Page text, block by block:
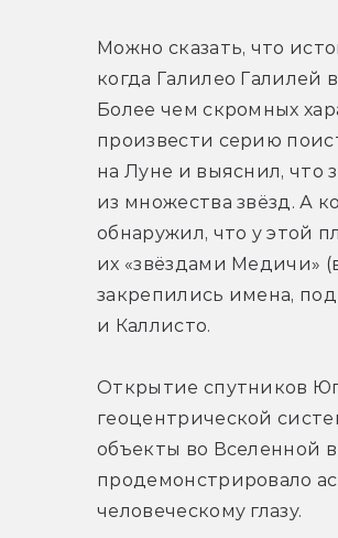
Можно сказать, что
когда Галилео Галилей
Более чем скромных
произвести серию
на Луне и выяснил,
из множества звёзд. А
обнаружил, что у этой
их «звёздами Медичи»
закрепились имена,
и Каллисто.
Открытие спутников
геоцентрической
объекты во Вселенной
продемонстрировало
человеческому глазу.